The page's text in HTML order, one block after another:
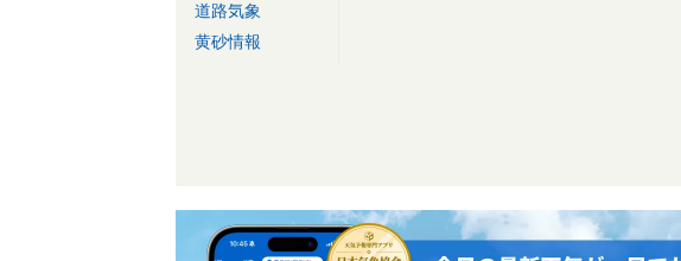
道路気象
黄砂情報